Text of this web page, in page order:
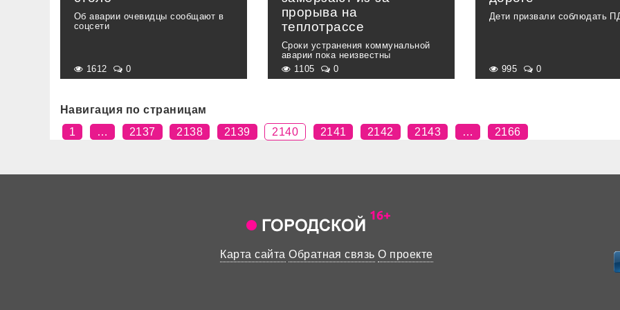
Об аварии очевидцы сообщают в
соцсети
1612 0
прорыва на
теплотрассе
Сроки устранения коммунальной
аварии пока неизвестны
1105
0
Дети призвали соблюдать
995 0
Навигация по страницам
1
… 2137 2138 2139 2140 2141 2142 2143 … 2166
Карта сайта Обратная связь О проекте